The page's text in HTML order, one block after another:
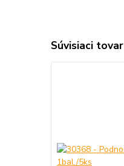
Súvisiaci tovar